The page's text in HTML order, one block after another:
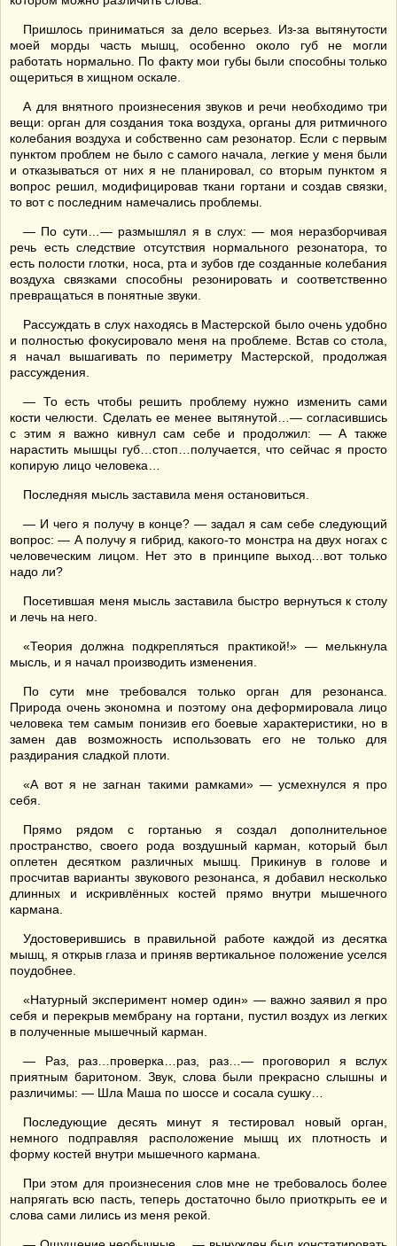
Пришлось приниматься за дело всерьез. Из-за вытянутости
моей морды часть мышц, особенно около губ не могли
работать нормально. По факту мои губы были способны только
ощериться в хищном оскале.
А для внятного произнесения звуков и речи необходимо три
вещи: орган для создания тока воздуха, органы для ритмичного
колебания воздуха и собственно сам резонатор. Если с первым
пунктом проблем не было с самого начала, легкие у меня были
и отказываться от них я не планировал, со вторым пунктом я
вопрос решил, модифицировав ткани гортани и создав связки,
то вот с последним намечались проблемы.
— По сути…— размышлял я в слух: — моя неразборчивая
речь есть следствие отсутствия нормального резонатора, то
есть полости глотки, носа, рта и зубов где созданные колебания
воздуха связками способны резонировать и соответственно
превращаться в понятные звуки.
Рассуждать в слух находясь в Мастерской было очень удобно
и полностью фокусировало меня на проблеме. Встав со стола,
я начал вышагивать по периметру Мастерской, продолжая
рассуждения.
— То есть чтобы решить проблему нужно изменить сами
кости челюсти. Сделать ее менее вытянутой…— согласившись
с этим я важно кивнул сам себе и продолжил: — А также
нарастить мышцы губ…стоп…получается, что сейчас я просто
копирую лицо человека…
Последняя мысль заставила меня остановиться.
— И чего я получу в конце? — задал я сам себе следующий
вопрос: — А получу я гибрид, какого-то монстра на двух ногах с
человеческим лицом. Нет это в принципе выход…вот только
надо ли?
Посетившая меня мысль заставила быстро вернуться к столу
и лечь на него.
«Теория должна подкрепляться практикой!» — мелькнула
мысль, и я начал производить изменения.
По сути мне требовался только орган для резонанса.
Природа очень экономна и поэтому она деформировала лицо
человека тем самым понизив его боевые характеристики, но в
замен дав возможность использовать его не только для
раздирания сладкой плоти.
«А вот я не загнан такими рамками» — усмехнулся я про
себя.
Прямо рядом с гортанью я создал дополнительное
пространство, своего рода воздушный карман, который был
оплетен десятком различных мышц. Прикинув в голове и
просчитав варианты звукового резонанса, я добавил несколько
длинных и искривлённых костей прямо внутри мышечного
кармана.
Удостоверившись в правильной работе каждой из десятка
мышц, я открыв глаза и приняв вертикальное положение уселся
поудобнее.
«Натурный эксперимент номер один» — важно заявил я про
себя и перекрыв мембрану на гортани, пустил воздух из легких
в полученные мышечный карман.
— Раз, раз…проверка…раз, раз…— проговорил я вслух
приятным баритоном. Звук, слова были прекрасно слышны и
различимы: — Шла Маша по шоссе и сосала сушку…
Последующие десять минут я тестировал новый орган,
немного подправляя расположение мышц их плотность и
форму костей внутри мышечного кармана.
При этом для произнесения слов мне не требовалось более
напрягать всю пасть, теперь достаточно было приоткрыть ее и
слова сами лились из меня рекой.